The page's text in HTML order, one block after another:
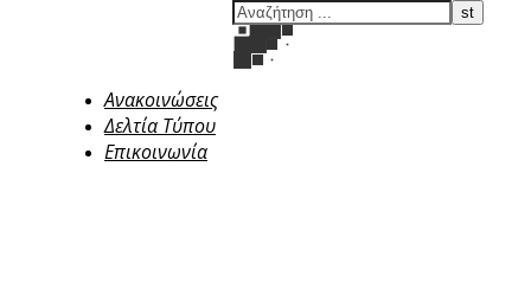
Ανακοινώσεις
Δελτία Τύπου
Επικοινωνία